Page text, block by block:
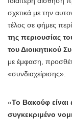
σχετικά με την
τέλος σε φήμες
της περιουσίας
του Διοικητικού
με έμφαση,
«συνδιαχείρισης».
«Το Βακούφ είναι
συγκεκριμένο